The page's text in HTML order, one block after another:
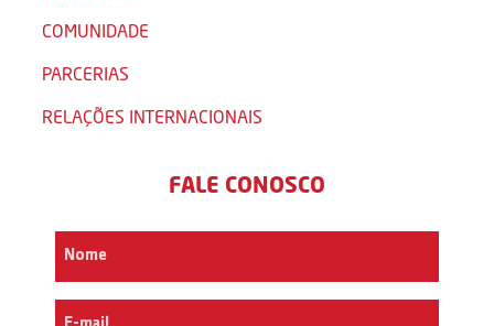
COMUNIDADE
PARCERIAS
RELAÇÕES INTERNACIONAIS
FALE CONOSCO